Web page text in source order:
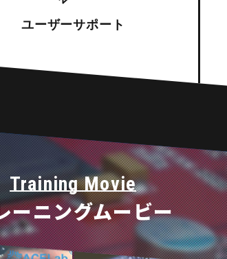
ユーザーサポート
Training Movie
ーニングムービー